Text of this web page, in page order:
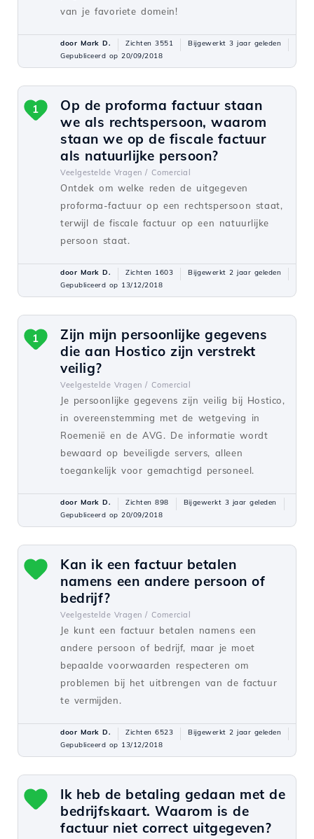
van je favoriete domein!
door Mark D. Zichten 3551
Bijgewerkt 3 jaar geleden
Gepubliceerd op 20/09/2018
Op de proforma factuur staan
we als rechtspersoon, waarom
staan we op de fiscale factuur
als natuurlijke persoon?
Veelgestelde Vragen / Comercial
Ontdek om welke reden de uitgegeven
proforma-factuur op een rechtspersoon staat,
terwijl de fiscale factuur op een natuurlijke
persoon staat.
1
door Mark D. Zichten 1603
Bijgewerkt 2 jaar geleden
Gepubliceerd op 13/12/2018
Zijn mijn persoonlijke gegevens
die aan Hostico zijn verstrekt
veilig?
Veelgestelde Vragen / Comercial
Je persoonlijke gegevens zijn veilig bij Hostico,
in overeenstemming met de wetgeving in
Roemenië en de AVG. De informatie wordt
bewaard op beveiligde servers, alleen
toegankelijk voor gemachtigd personeel.
1
door Mark D. Zichten 898
Bijgewerkt 3 jaar geleden
Gepubliceerd op 20/09/2018
Kan ik een factuur betalen
namens een andere persoon of
bedrijf?
Veelgestelde Vragen / Comercial
Je kunt een factuur betalen namens een
andere persoon of bedrijf, maar je moet
bepaalde voorwaarden respecteren om
problemen bij het uitbrengen van de factuur
te vermijden.
door Mark D. Zichten 6523
Bijgewerkt 2 jaar geleden
Gepubliceerd op 13/12/2018
Ik heb de betaling gedaan met de
bedrijfskaart. Waarom is de
factuur niet correct uitgegeven?